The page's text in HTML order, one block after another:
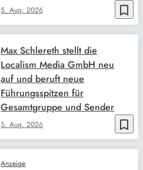
bookmark_border
5. Aug. 2026
bookmark_border
5. Aug. 2026
Max Schlereth stellt die
Localism Media GmbH neu
auf und beruft neue
Führungsspitzen für
Gesamtgruppe und Sender
Anzeige